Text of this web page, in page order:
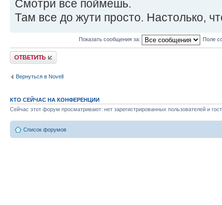
Смотри все поймешь.
Там все до жути просто. Настолько,
Показать сообщения за: Поле
Ответить
Вернуться в Novell
КТО СЕЙЧАС НА КОНФЕРЕНЦИИ
Сейчас этот форум просматривают: нет зарегистрированных пользователей и
Список форумов